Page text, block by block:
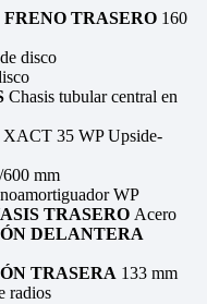
TRASERO 160
disco
Chasis tubular central en
XACT 35 WP Upside-
600 mm
WP
TRASERO Acero
DELANTERA
TRASERA 133 mm
radios